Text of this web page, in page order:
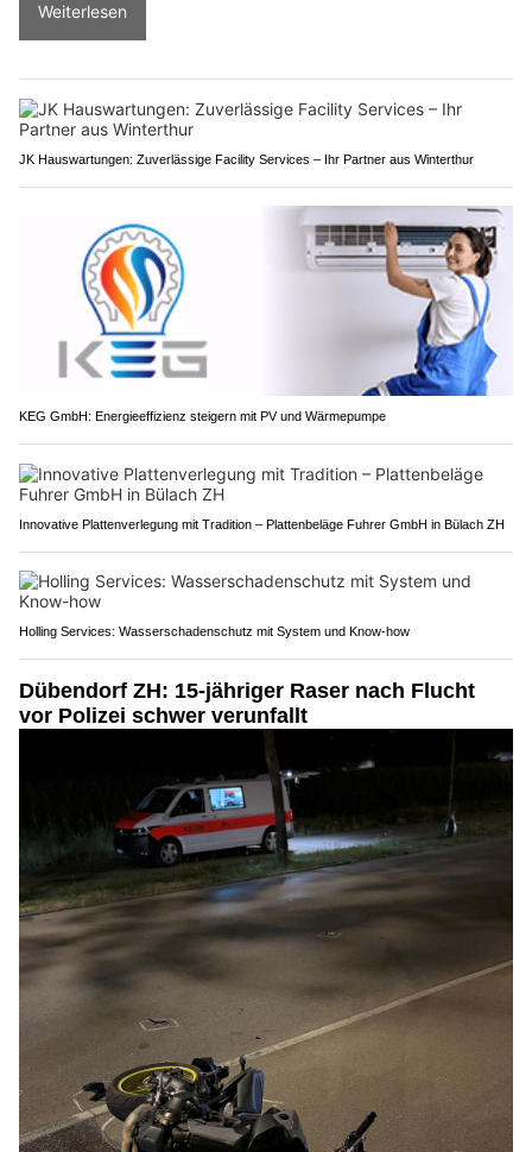
Weiterlesen
JK Hauswartungen: Zuverlässige Facility Services – Ihr Partner aus Winterthur
KEG GmbH: Energieeffizienz steigern mit PV und Wärmepumpe
Innovative Plattenverlegung mit Tradition – Plattenbeläge Fuhrer GmbH in Bülach ZH
Holling Services: Wasserschadenschutz mit System und Know-how
Dübendorf ZH: 15-jähriger Raser nach Flucht
vor Polizei schwer verunfallt